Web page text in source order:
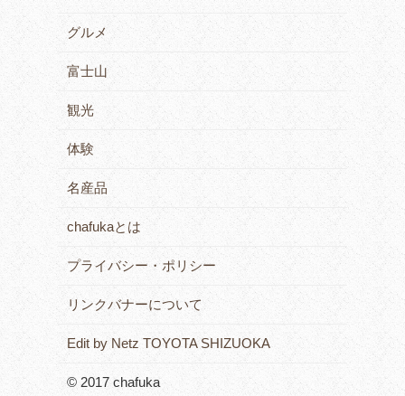
グルメ
富士山
観光
体験
名産品
chafukaとは
プライバシー・ポリシー
リンクバナーについて
Edit by Netz TOYOTA SHIZUOKA
© 2017 chafuka